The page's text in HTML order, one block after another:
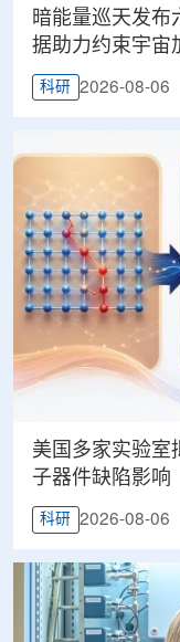
暗能量巡天发布
据助力约束宇宙
科研 2026-08-06
美国多家实验室
子器件缺陷影响
科研 2026-08-06